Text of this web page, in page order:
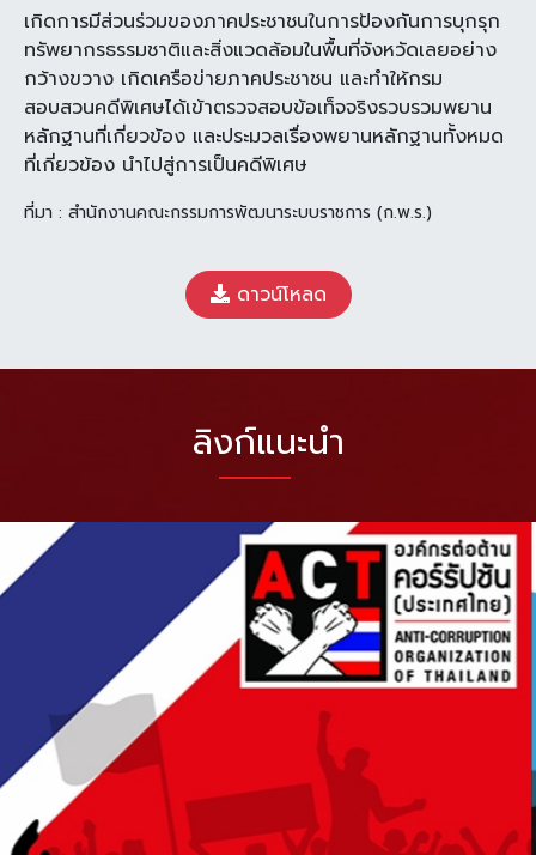
เกิดการมีส่วนร่วมของภาคประชาชนในการป้องกันการบุกรุก
ทรัพยากรธรรมชาติและสิ่งแวดล้อมในพื้นที่จังหวัดเลยอย่าง
กว้างขวาง เกิดเครือข่ายภาคประชาชน และทำให้กรม
สอบสวนคดีพิเศษได้เข้าตรวจสอบข้อเท็จจริงรวบรวมพยาน
หลักฐานที่เกี่ยวข้อง และประมวลเรื่องพยานหลักฐานทั้งหมด
ที่เกี่ยวข้อง นำไปสู่การเป็นคดีพิเศษ
ที่มา : สำนักงานคณะกรรมการพัฒนาระบบราชการ (ก.พ.ร.)
ดาวน์โหลด
ลิงก์แนะนำ